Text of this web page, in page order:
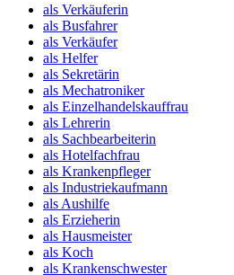
als Verkäuferin
als Busfahrer
als Verkäufer
als Helfer
als Sekretärin
als Mechatroniker
als Einzelhandelskauffrau
als Lehrerin
als Sachbearbeiterin
als Hotelfachfrau
als Krankenpfleger
als Industriekaufmann
als Aushilfe
als Erzieherin
als Hausmeister
als Koch
als Krankenschwester